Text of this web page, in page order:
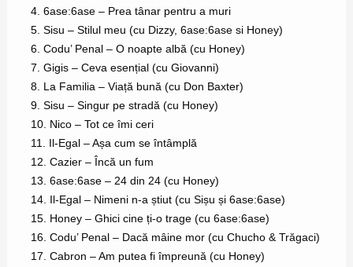
4. 6ase:6ase – Prea tânar pentru a muri
5. Sisu – Stilul meu (cu Dizzy, 6ase:6ase si Honey)
6. Codu’ Penal – O noapte albă (cu Honey)
7. Gigis – Ceva esențial (cu Giovanni)
8. La Familia – Viață bună (cu Don Baxter)
9. Sisu – Singur pe stradă (cu Honey)
10. Nico – Tot ce îmi ceri
11. Il-Egal – Așa cum se întâmplă
12. Cazier – Încă un fum
13. 6ase:6ase – 24 din 24 (cu Honey)
14. Il-Egal – Nimeni n-a știut (cu Sișu și 6ase:6ase)
15. Honey – Ghici cine ți-o trage (cu 6ase:6ase)
16. Codu’ Penal – Dacă mâine mor (cu Chucho & Trăgaci)
17. Cabron – Am putea fi împreună (cu Honey)